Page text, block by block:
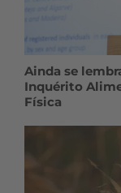
Ainda se
Inquérito
Física